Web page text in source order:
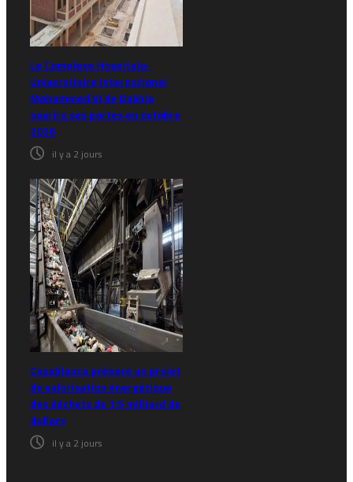
Le Complexe Hospitalo-
Universitaire International
Mohammed VI de Dakhla
ouvrira ses portes en octobre
2026
il y a 2 jours
Casablanca prépare un projet
de valorisation énergétique
des déchets de 1,5 milliard de
dollars
il y a 2 jours